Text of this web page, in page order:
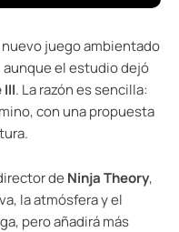
nuevo juego ambientado
aunque el estudio dejó
. La razón es sencilla:
con una propuesta
de Ninja Theory,
la atmósfera y el
pero añadirá más